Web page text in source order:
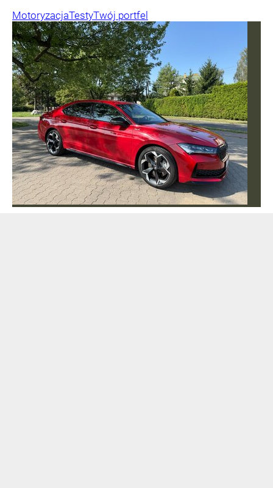
MotoryzacjaTestyTwój portfel